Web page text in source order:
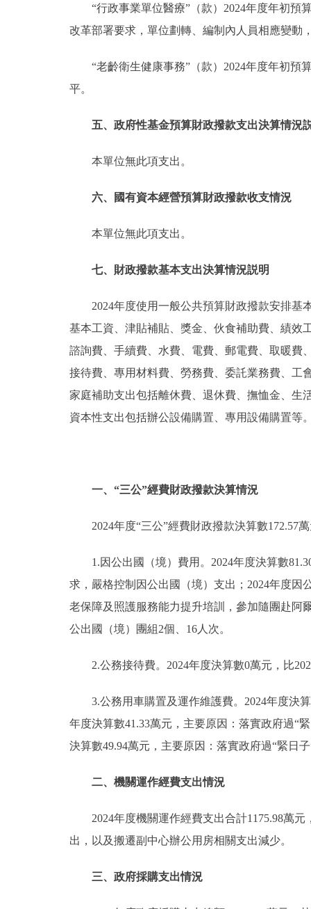
“行政事業單位醫療”（款）2024年度年初預
改革部署要求，單位劃轉、編制內人員相應變動
“老齡衛生健康事務”（款）2024年度年初預
平。
五、政府性基金預算財政撥款支出決算情況
本單位無此項支出。
六、國有資本經營預算財政撥款收支情況
本單位無此項支出。
七、財政撥款基本支出決算情況説明
2024年度使用一般公共預算財政撥款安排基
基本工資、津貼補貼、獎金、伙食補助費、績效
諮詢費、手續費、水費、電費、郵電費、取暖費
接待費、專用材料費、勞務費、委託業務費、工
家庭補助支出包括離休費、退休費、撫恤金、生
資本性支出包括辦公設備購置、專用設備購置等
一、“三公”經費財政撥款決算情況
2024年度“三公”經費財政撥款決算數172.57
1.因公出國（境）費用。2024年度決算數
求，嚴格控制因公出國（境）支出；2024年度因
老保障及照護服務能力提升培訓，參加隨團赴阿
公出國（境）團組2個、16人次。
2.公務接待費。2024年度決算數0萬元，比
3.公務用車購置及運作維護費。2024年度決
年度決算數41.33萬元，主要原因：落實政府過“
決算數49.94萬元，主要原因：落實政府過“緊日
二、機關運作經費支出情況
2024年度機關運作經費支出合計1175.98萬
出，以及搬遷副中心辦公用房相關支出減少。
三、政府採購支出情況